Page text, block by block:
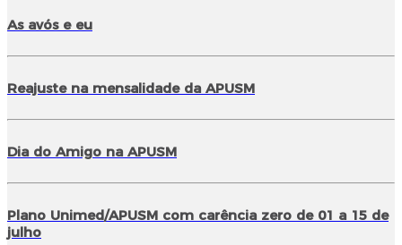
As avós e eu
Reajuste na mensalidade da APUSM
Dia do Amigo na APUSM
Plano Unimed/APUSM com carência zero de 01 a 15 de
julho